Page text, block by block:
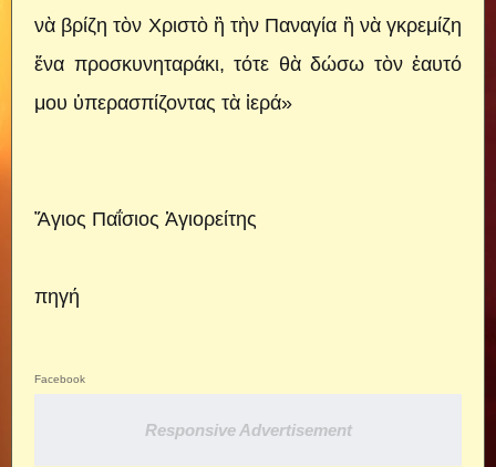
νὰ βρίζη τὸν Χριστὸ ἢ τὴν Παναγία ἢ νὰ γκρεμίζη
ἕνα προσκυνηταράκι, τότε θὰ δώσω τὸν ἑαυτό
μου ὑπερασπίζοντας τὰ ἱερά»
Ἅγιος Παΐσιος Ἁγιορείτης
πηγή
Facebook
Responsive Advertisement